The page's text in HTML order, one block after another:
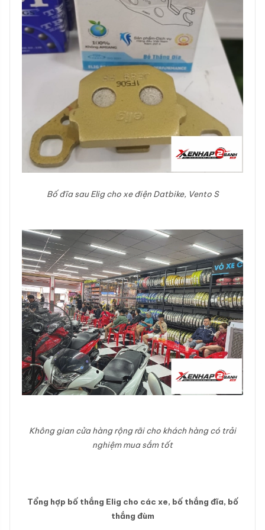
Bố đĩa sau Elig cho xe điện Datbike, Vento S
Không gian cửa hàng rộng rãi cho khách hàng có trải
nghiệm mua sắm tốt
Tổng hợp bố thắng Elig cho các xe, bố thắng đĩa, bố
thắng đùm